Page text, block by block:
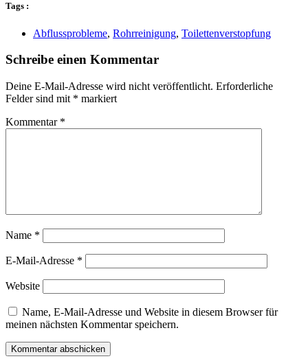
Tags :
Abflussprobleme, Rohrreinigung, Toilettenverstopfung
Schreibe einen Kommentar
Deine E-Mail-Adresse wird nicht veröffentlicht. Erforderliche
Felder sind mit * markiert
Kommentar *
Name *
E-Mail-Adresse *
Website
Name, E-Mail-Adresse und Website in diesem Browser für
meinen nächsten Kommentar speichern.